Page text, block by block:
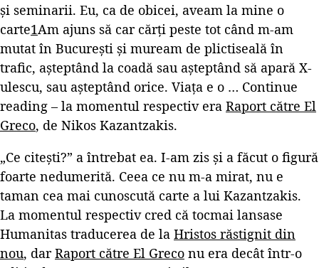
și seminarii. Eu, ca de obicei, aveam la mine o
carte1Am ajuns să car cărți peste tot când m-am
mutat în București și muream de plictiseală în
trafic, așteptând la coadă sau așteptând să apară X-
ulescu, sau așteptând orice. Viața e o … Continue
reading – la momentul respectiv era Raport către El
Greco, de Nikos Kazantzakis.
„Ce citești?” a întrebat ea. I-am zis și a făcut o figură
foarte nedumerită. Ceea ce nu m-a mirat, nu e
taman cea mai cunoscută carte a lui Kazantzakis.
La momentul respectiv cred că tocmai lansase
Humanitas traducerea de la Hristos răstignit din
nou, darRaport către El Greco nu era decât într-o